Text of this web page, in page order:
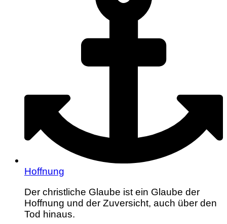
Hoffnung
Der christliche Glaube ist ein Glaube der
Hoffnung und der Zuversicht, auch über den
Tod hinaus.